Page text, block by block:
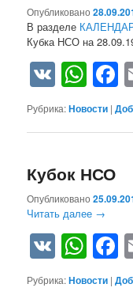
Опубликовано
В разделе
Кубка НСО на
VK
Рубрика:Новости |
Кубок НСО
Опубликовано
Читать далее →
VK
Рубрика:Новости |